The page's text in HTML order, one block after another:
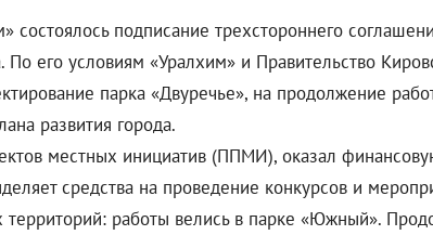
подписание трехстороннего
его условиям «Уралхим» и Правительство
парка «Двуречье», на продолжение
развития города.
местных инициатив (ППМИ), оказал
средства на проведение конкурсов и
работы велись в парке «Южный».